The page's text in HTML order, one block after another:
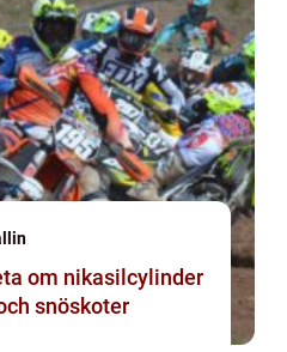
om nikasilcylinder
snöskoter